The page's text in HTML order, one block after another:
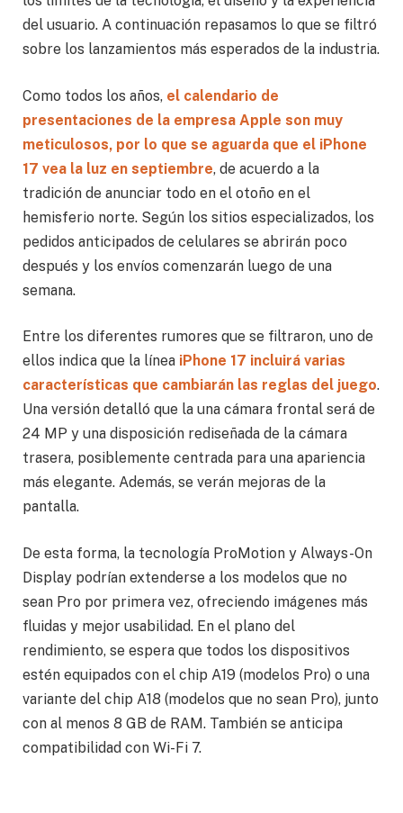
del usuario. A continuación repasamos lo que se filtró
sobre los lanzamientos más esperados de la industria.
Como todos los años, el calendario de
presentaciones de la empresa Apple son muy
meticulosos, por lo que se aguarda que el iPhone
17 vea la luz en septiembre, de acuerdo a la
tradición de anunciar todo en el otoño en el
hemisferio norte. Según los sitios especializados, los
pedidos anticipados de celulares se abrirán poco
después y los envíos comenzarán luego de una
semana.
Entre los diferentes rumores que se filtraron, uno de
ellos indica que la línea iPhone 17 incluirá varias
características que cambiarán las reglas del juego.
Una versión detalló que la una cámara frontal será de
24 MP y una disposición rediseñada de la cámara
trasera, posiblemente centrada para una apariencia
más elegante. Además, se verán mejoras de la
pantalla.
De esta forma, la tecnología ProMotion y Always-On
Display podrían extenderse a los modelos que no
sean Pro por primera vez, ofreciendo imágenes más
fluidas y mejor usabilidad. En el plano del
rendimiento, se espera que todos los dispositivos
estén equipados con el chip A19 (modelos Pro) o una
variante del chip A18 (modelos que no sean Pro), junto
con al menos 8 GB de RAM. También se anticipa
compatibilidad con Wi-Fi 7.